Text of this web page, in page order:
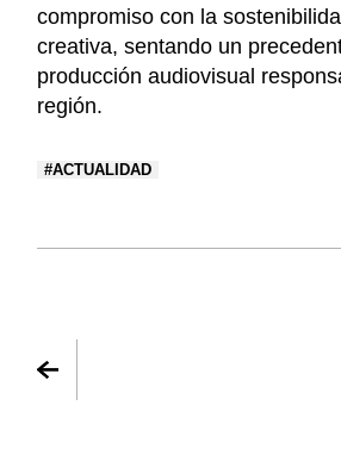
compromiso con la
creativa, sentando un
producción audiovisual
región.
ACTUALIDAD